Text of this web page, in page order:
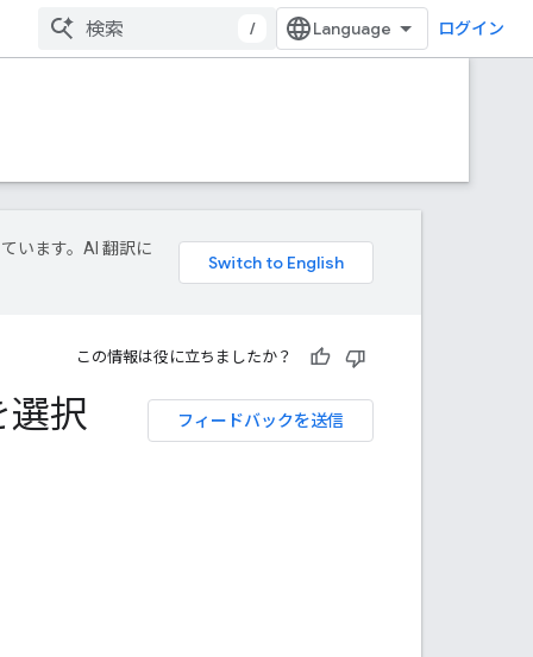
/ ログイン
います。AI 翻訳に
この情報は役に立ちましたか？
フィードバックを送信
選択